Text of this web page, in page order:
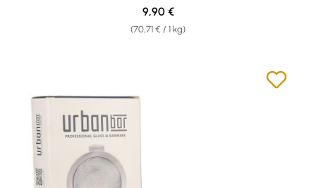
(70,71 € / 1 kg)
Regulärer Preis:
9,90 €